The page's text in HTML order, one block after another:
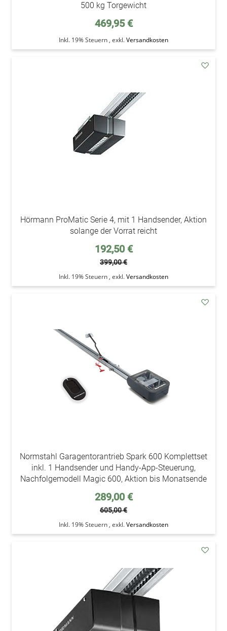
500 kg Torgewicht
469,95 €
Inkl. 19% Steuern , exkl.Versandkosten
Hörmann ProMatic Serie 4, mit 1 Handsender, Aktion
solange der Vorrat reicht
Sonderpreis
192,50 €
399,00 €
Inkl. 19% Steuern , exkl.Versandkosten
Normstahl Garagentorantrieb Spark 600 Komplettset
inkl. 1 Handsender und Handy-App-Steuerung,
Nachfolgemodell Magic 600, Aktion bis Monatsende
Sonderpreis
289,00 €
605,00 €
Inkl. 19% Steuern , exkl.Versandkosten